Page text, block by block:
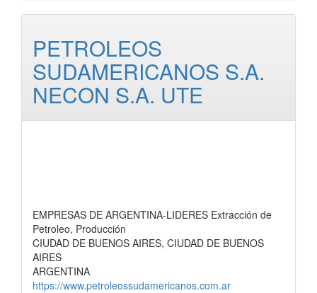
PETROLEOS
SUDAMERICANOS S.A.
NECON S.A. UTE
EMPRESAS DE ARGENTINA-LIDERES Extracción de
Petroleo, Producción
CIUDAD DE BUENOS AIRES, CIUDAD DE BUENOS
AIRES
ARGENTINA
https://www.petroleossudamericanos.com.ar